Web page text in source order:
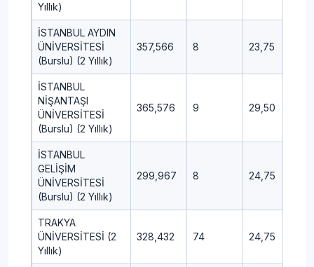
Yıllık)
İSTANBUL AYDIN
ÜNİVERSİTESİ
(Burslu) (2 Yıllık)
357,566 8 23,75
İSTANBUL
NİŞANTAŞI
ÜNİVERSİTESİ
(Burslu) (2 Yıllık)
365,576 9 29,50
İSTANBUL
GELİŞİM
ÜNİVERSİTESİ
(Burslu) (2 Yıllık)
299,967 8 24,75
TRAKYA
ÜNİVERSİTESİ (2
Yıllık)
328,432 74 24,75